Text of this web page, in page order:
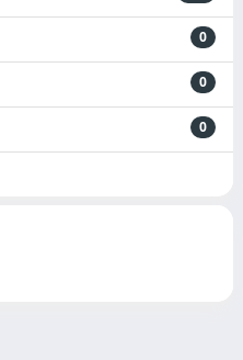
0
0
0